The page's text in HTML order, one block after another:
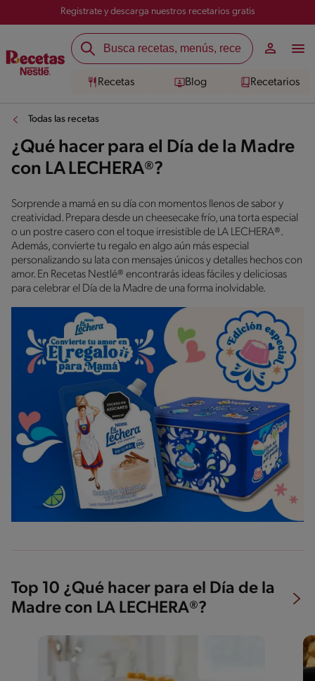
Registrate y descarga nuestros recetarios gratis
Recetas Blog Recetarios
Todas las recetas
¿Qué hacer para el Día de la Madre
con LA LECHERA®?
Sorprende a mamá en su día con momentos llenos de sabor y
creatividad. Prepara desde un cheesecake frío, una torta especial
o un postre casero con el toque irresistible de LA LECHERA®.
Además, convierte tu regalo en algo aún más especial
personalizando su lata con mensajes únicos y detalles hechos con
amor. En Recetas Nestlé® encontrarás ideas fáciles y deliciosas
para celebrar el Día de la Madre de una forma inolvidable.
Top 10 ¿Qué hacer para el Día de la
Madre con LA LECHERA®?